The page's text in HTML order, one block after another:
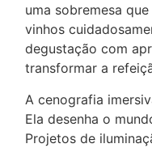
uma sobremesa
vinhos
degustação com
transformar a
A cenografia
Ela desenha o
Projetos de